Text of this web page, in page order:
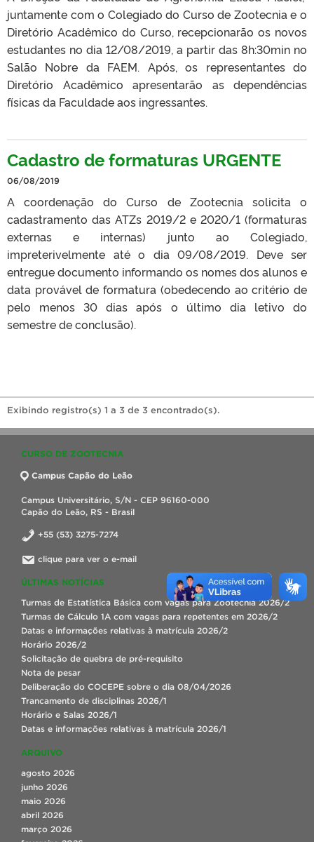
juntamente com o Colegiado do Curso de Zootecnia e o
Diretório Acadêmico do Curso, recepcionarão os novos
estudantes no dia 12/08/2019, a partir das 8h:30min no
Salão Nobre da FAEM. Após, os representantes do
Diretório Acadêmico apresentarão as dependências
físicas da Faculdade aos ingressantes.
Cadastro de formaturas URGENTE
06/08/2019
A coordenação do Curso de Zootecnia solicita o
cadastramento das ATZs 2019/2 e 2020/1 (formaturas
externas e internas) junto ao Colegiado,
impreterivelmente até o dia 09/08/2019. Deve ser
entregue documento informando os nomes dos alunos e
data provável de formatura (obedecendo ao critério de
pelo menos 30 dias após o último dia letivo do
semestre de conclusão).
Exibindo registro(s) 1 a 3 de 3 encontrado(s).
CURSO DE ZOOTECNIA
Campus Capão do Leão
Campus Universitário, S/N - CEP 96160-000
Capão do Leão, RS - Brasil
+55 (53) 3275-7274
clique para ver o e-mail
ÚLTIMAS NOTÍCIAS
Turmas de Estatística Básica com vagas para Zootecnia 2026/2
Turmas de Cálculo 1A com vagas para repetentes em 2026/2
Datas e informações relativas à matrícula 2026/2
Horário 2026/2
Solicitação de quebra de pré-requisito
Nota de pesar
Deliberação do COCEPE sobre o dia 08/04/2026
Trancamento de disciplinas 2026/1
Horário e Salas 2026/1
Datas e informações relativas à matrícula 2026/1
ARQUIVO
agosto 2026
junho 2026
maio 2026
abril 2026
março 2026